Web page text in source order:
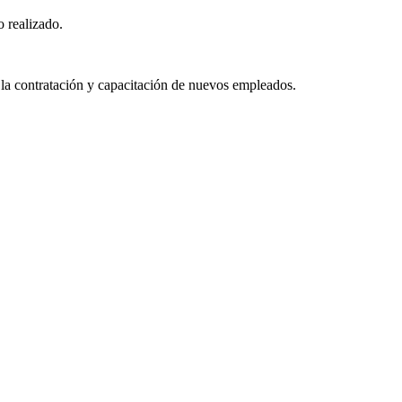
realizado.
contratación y capacitación de nuevos empleados.